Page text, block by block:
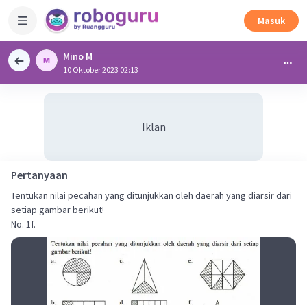
Masuk
Mino M
10 Oktober 2023 02:13
Iklan
Pertanyaan
Tentukan nilai pecahan yang ditunjukkan oleh daerah yang diarsir dari
setiap gambar berikut!
No. 1f.